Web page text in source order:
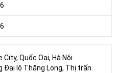
Quốc Oai, Hà Nội.
Đại lộ Thăng Long, Thị trấn